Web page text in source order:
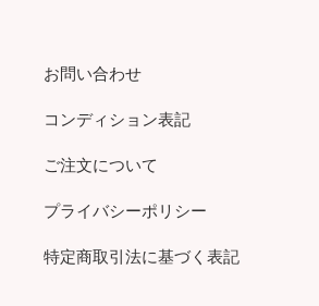
お問い合わせ
コンディション表記
ご注文について
プライバシーポリシー
特定商取引法に基づく表記